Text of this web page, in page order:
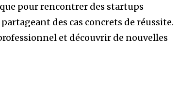
pour rencontrer des startups
des cas concrets de réussite.
et découvrir de nouvelles